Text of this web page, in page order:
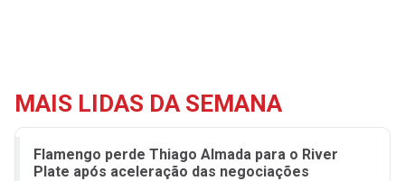
MAIS LIDAS DA SEMANA
Flamengo perde Thiago Almada para o River
Plate após aceleração das negociações